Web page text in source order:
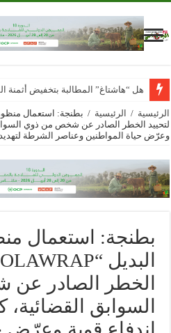
هل “هاشتاغ” المطالبة بتخفيض
الرئيسية / الرئيسية /
لتحييد الخطر الصادر عن شخص من ذوي
وعرّض حياة المواطنين وعناصر الشرطة
بطنجة: استعمال
الخطر الصادر
السوابق